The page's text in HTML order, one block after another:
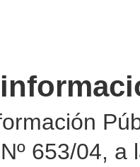
653/04,